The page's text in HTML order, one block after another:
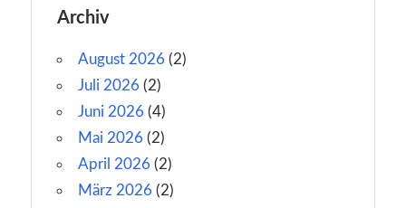
Archiv
August 2026 (2)
Juli 2026 (2)
Juni 2026 (4)
Mai 2026 (2)
April 2026 (2)
März 2026 (2)